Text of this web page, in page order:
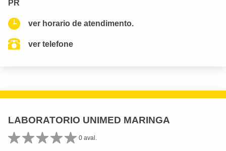
PR
ver horario de atendimento.
ver telefone
LABORATORIO UNIMED MARINGA
0 aval.